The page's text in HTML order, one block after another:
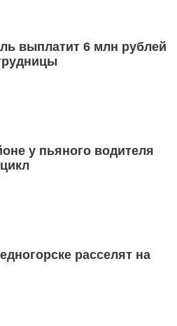
выплатит 6 млн рублей
у пьяного водителя
расселят на